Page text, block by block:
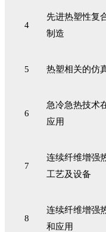
4
先进热塑性复
制造
5 热塑相关的仿
6
急冷急热技术
应用
7
连续纤维增强
工艺及设备
8
连续纤维增强
和应用